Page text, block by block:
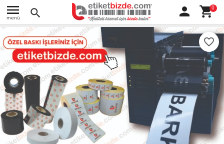
menu
menü search person shopping_cart0
favorite_border